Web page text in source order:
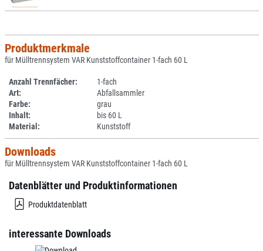
Produktmerkmale
für Mülltrennsystem VAR Kunststoffcontainer 1-fach 60 L
Anzahl Trennfächer:
1-fach
Art:
Abfallsammler
Farbe:
grau
Inhalt:
bis 60 L
Material:
Kunststoff
Downloads
für Mülltrennsystem VAR Kunststoffcontainer 1-fach 60 L
Datenblätter und Produktinformationen
Produktdatenblatt
interessante Downloads